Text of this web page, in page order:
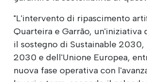
"L'intervento di ripascimento
Quarteira e Garrão, un'iniziativa
il sostegno di Sustainable 2030,
2030 e dell'Unione Europea,
nuova fase operativa con